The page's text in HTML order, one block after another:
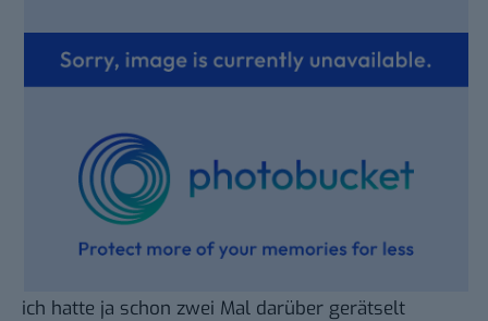
ich hatte ja schon zwei Mal darüber gerätselt